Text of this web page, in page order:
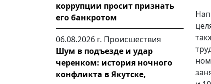
коррупции просит признать
его банкротом
06.08.2026 г. Происшествия
Шум в подъезде и удар
черенком: история ночного
конфликта в Якутске,